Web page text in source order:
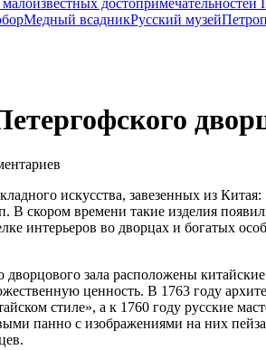
достопримечательностей
Медный всадникРусский музей
искусства, завезенных из Китая:
В скором времени такие изделия
интерьеров во дворцах и богатых
дворцового зала расположены китайские
ценность. В 1763 году
стиле», а к 1760 году русские
панно с изображениями на них